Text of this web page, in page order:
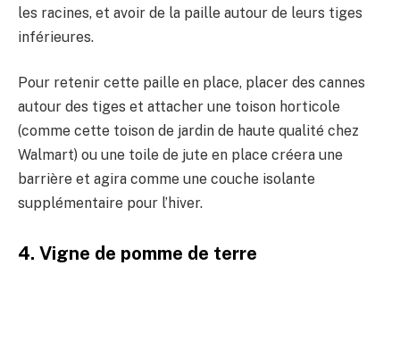
les racines, et avoir de la paille autour de leurs tiges
inférieures.
Pour retenir cette paille en place, placer des cannes
autour des tiges et attacher une toison horticole
(comme cette toison de jardin de haute qualité chez
Walmart) ou une toile de jute en place créera une
barrière et agira comme une couche isolante
supplémentaire pour l’hiver.
4. Vigne de pomme de terre